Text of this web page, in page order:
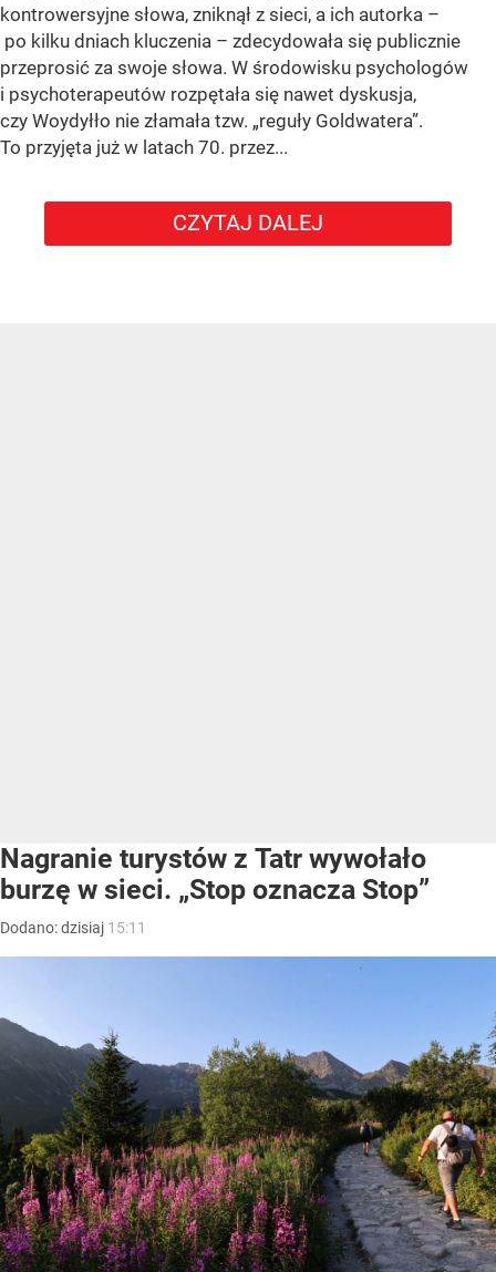
kontrowersyjne słowa, zniknął z sieci, a ich autorka –
po kilku dniach kluczenia – zdecydowała się publicznie
przeprosić za swoje słowa. W środowisku psychologów
i psychoterapeutów rozpętała się nawet dyskusja,
czy Woydyłło nie złamała tzw. „reguły Goldwatera”.
To przyjęta już w latach 70. przez...
CZYTAJ DALEJ
Nagranie turystów z Tatr wywołało
burzę w sieci. „Stop oznacza Stop”
Dodano:dzisiaj 15:11